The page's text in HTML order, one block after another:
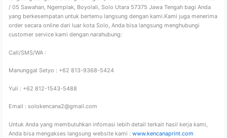
/ 05 Sawahan, Ngemplak, Boyolali, Solo Utara 57375 Jawa Tengah bagi Anda
yang berkesempatan untuk bertemu langsung dengan kami.Kami juga menerima
order secara online dari luar kota Solo, Anda bisa langsung menghubungi
customer service kami dengan narahubung:
Call/SMS/WA :
Manunggal Setyo : +62 813-9368-5424
Yuli : +62 812-1543-5488
Email : solokencana2@gmail.com
Untuk Anda yang membutuhkan infomasi lebih detail terkait hasil kerja kami,
Anda bisa mengakses langsung website kami : www.kencanaprint.com